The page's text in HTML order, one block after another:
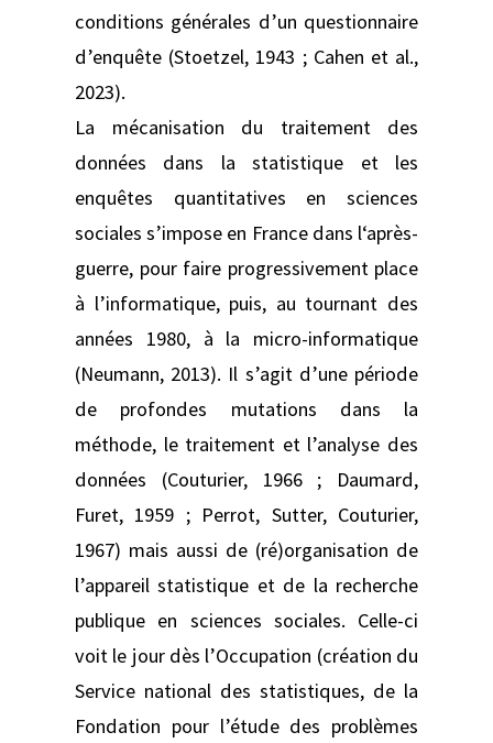
conditions générales d’un questionnaire
d’enquête (Stoetzel, 1943 ; Cahen et al.,
2023).
La mécanisation du traitement des
données dans la statistique et les
enquêtes quantitatives en sciences
sociales s’impose en France dans l‘après-
guerre, pour faire progressivement place
à l’informatique, puis, au tournant des
années 1980, à la micro-informatique
(Neumann, 2013). Il s’agit d’une période
de profondes mutations dans la
méthode, le traitement et l’analyse des
données (Couturier, 1966 ; Daumard,
Furet, 1959 ; Perrot, Sutter, Couturier,
1967) mais aussi de (ré)organisation de
l’appareil statistique et de la recherche
publique en sciences sociales. Celle-ci
voit le jour dès l’Occupation (création du
Service national des statistiques, de la
Fondation pour l’étude des problèmes